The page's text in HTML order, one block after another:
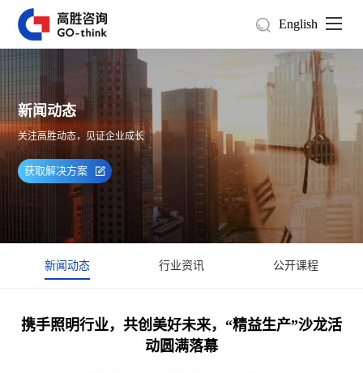
English
新闻动态
关注高胜动态，见证企业成长
获取解决方案
新闻动态 行业资讯 公开课程
携手照明行业，共创美好未来，“精益生产”沙龙活
动圆满落幕